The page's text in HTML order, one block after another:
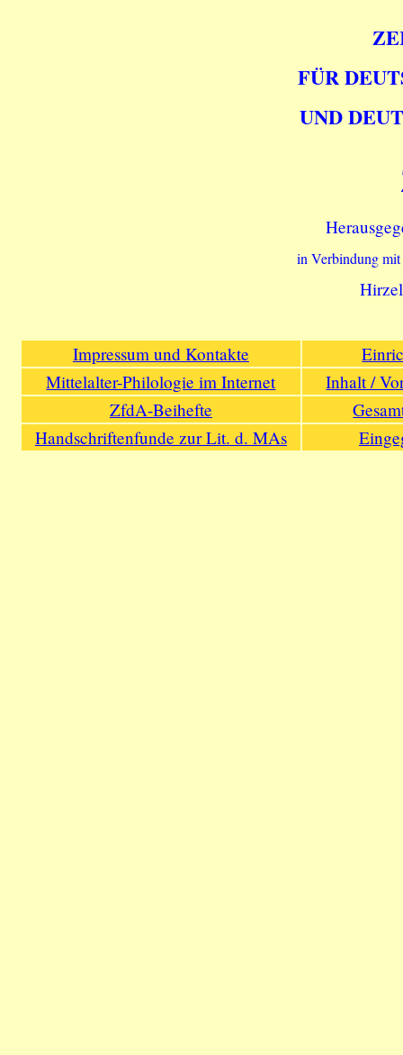
FÜR
UND
in Verbindung
Impressum und Kontakte
Mittelalter-Philologie im Internet
Inhalt /
ZfdA-Beihefte
Handschriftenfunde zur Lit. d. MAs